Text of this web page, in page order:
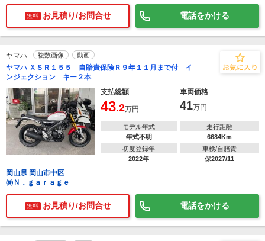
無料 お見積り/お問合せ 電話をかける
ヤマハ 複数画像 動画
ヤマハ ＸＳＲ１５５ 自賠責保険Ｒ９年１１月まで付 イ
ンジェクション キー２本
支払総額
車両価格
43.2万円 41万円
モデル年式
年式不明
走行距離
6684Km
初度登録年
2022年
車検/自賠責
保2027/11
岡山県 岡山市中区
㈱Ｎ．ｇａｒａｇｅ
無料 お見積り/お問合せ 電話をかける